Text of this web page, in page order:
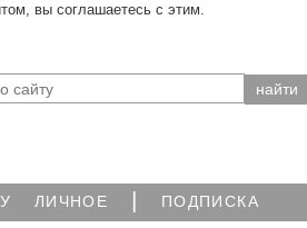
вы соглашаетесь с этим.
ЛИЧНОЕ | ПОДПИСКА